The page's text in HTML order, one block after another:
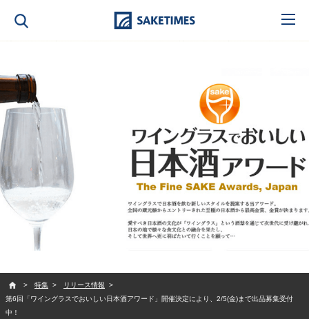
特集
リリース情報
第6回「ワイングラスでおいしい日本酒アワード」開催決定により、2/5(金)まで出品募集受付
中！